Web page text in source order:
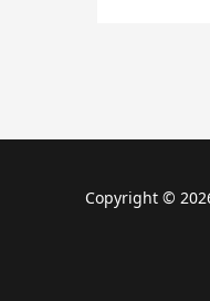
Copyright ©